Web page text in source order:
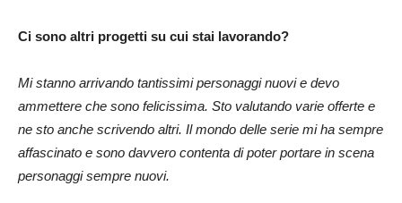
Ci sono altri progetti su cui stai lavorando?
Mi stanno arrivando tantissimi personaggi nuovi e devo
ammettere che sono felicissima. Sto valutando varie offerte e
ne sto anche scrivendo altri. Il mondo delle serie mi ha sempre
affascinato e sono davvero contenta di poter portare in scena
personaggi sempre nuovi.